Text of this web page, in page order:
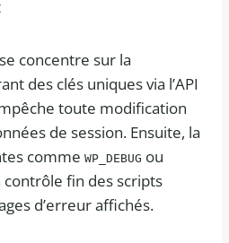
concentre sur la
des clés uniques via l’API
toute modification
de session. Ensuite, la
comme WP_DEBUG ou
fin des scripts
d’erreur affichés.